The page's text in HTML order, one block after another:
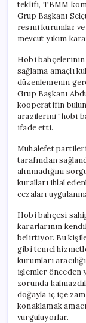
teklifi, TBMM
Grup Başkanı
resmi kurumlar ve
mevcut yıkım
Hobi
sağlama amaçlı
düzenlemenin
Grup Başkanı
kooperatifin
arazilerini “hobi
ifade etti.
Muhalefet
tarafından
alınmadığını
kuralları ihlal
cezaları
Hobi bahçesi
kararlarının
belirtiyor. Bu
gibi temel
kurumları
işlemler önceden
zorunda
doğayla iç içe
konaklamak
vurguluyorlar.